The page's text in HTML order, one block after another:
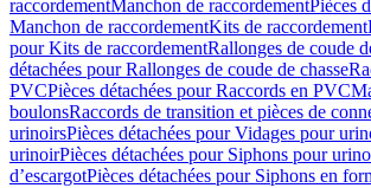
raccordementManchon de raccordementPièces
Manchon de raccordementKits de raccordement
pour Kits de raccordementRallonges de coude
détachées pour Rallonges de coude de chasse
PVCPièces détachées pour Raccords en PVC
boulonsRaccords de transition et pièces de
urinoirsPièces détachées pour Vidages pour
urinoirPièces détachées pour Siphons pour
d’escargotPièces détachées pour Siphons en